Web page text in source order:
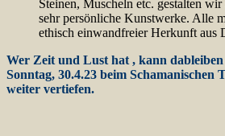
Steinen, Muscheln etc. gestalten
sehr persönliche Kunstwerke. Alle
ethisch einwandfreier Herkunft aus
Wer Zeit und Lust hat , kann
Sonntag, 30.4.23 beim
weiter vertiefen.